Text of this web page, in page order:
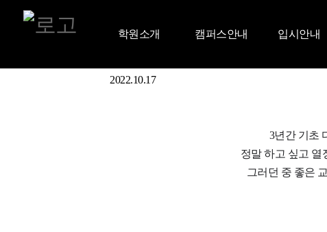
학원소개 캠퍼스안내 입시안내
Admitted Student
합격생 명단
합격생 인터뷰
2022.10.17
3년간 기초
정말 하고 싶고 열
그러던 중 좋은